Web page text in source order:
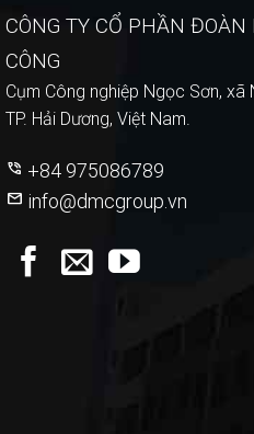
CÔNG TY CỔ PHẦN
CÔNG
Cụm Công nghiệp Ngọc Sơn, xã
TP. Hải Dương, Việt Nam.
phone_in_talk +84 975086789
mail info@dmcgroup.vn